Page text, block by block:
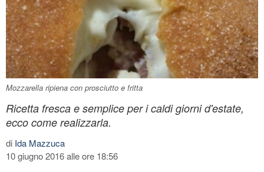
Mozzarella ripiena con prosciutto e fritta
Ricetta fresca e semplice per i caldi giorni d'estate,
ecco come realizzarla.
di Ida Mazzuca
10 giugno 2016 alle ore 18:56